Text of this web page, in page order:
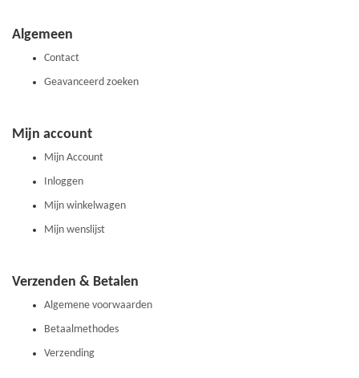
nieuwsbrief
Algemeen
Contact
Geavanceerd zoeken
Mijn account
Mijn Account
Inloggen
Mijn winkelwagen
Mijn wenslijst
Verzenden & Betalen
Algemene voorwaarden
Betaalmethodes
Verzending